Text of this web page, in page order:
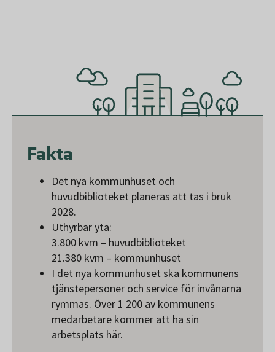
Fakta
Det nya kommunhuset och
huvudbiblioteket planeras att tas i bruk
2028.
Uthyrbar yta:
3.800 kvm – huvudbiblioteket
21.380 kvm – kommunhuset
I det nya kommunhuset ska kommunens
tjänstepersoner och service för invånarna
rymmas. Över 1 200 av kommunens
medarbetare kommer att ha sin
arbetsplats här.